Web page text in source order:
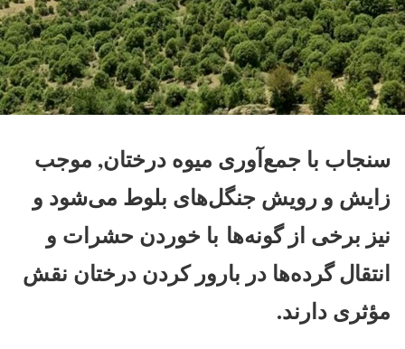
سنجاب با جمع‌آوری میوه درختان, موجب
زایش و رویش جنگل‌های بلوط می‌شود و
نیز برخی از گونه‌ها با خوردن حشرات و
انتقال گرده‌ها در بارور کردن درختان نقش
مؤثری دارند.